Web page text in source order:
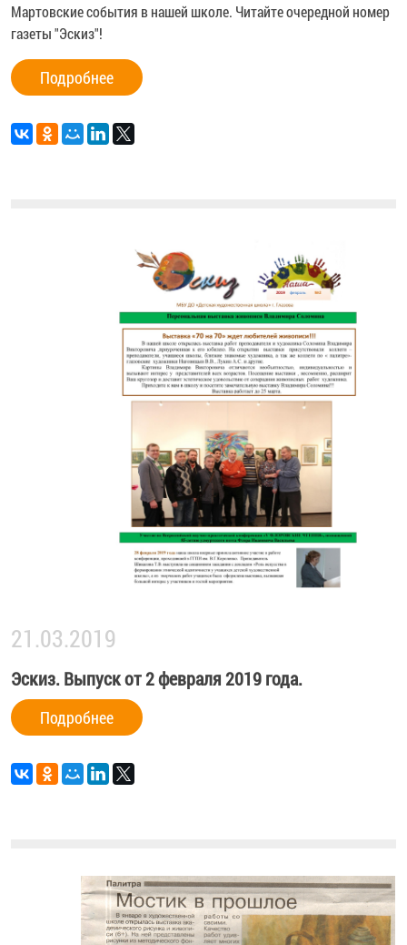
Мартовские события в нашей школе. Читайте очередной номер
газеты "Эскиз"!
Подробнее
21.03.2019
Эскиз. Выпуск от 2 февраля 2019 года.
Подробнее